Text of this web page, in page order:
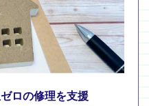
ロの修理を支援